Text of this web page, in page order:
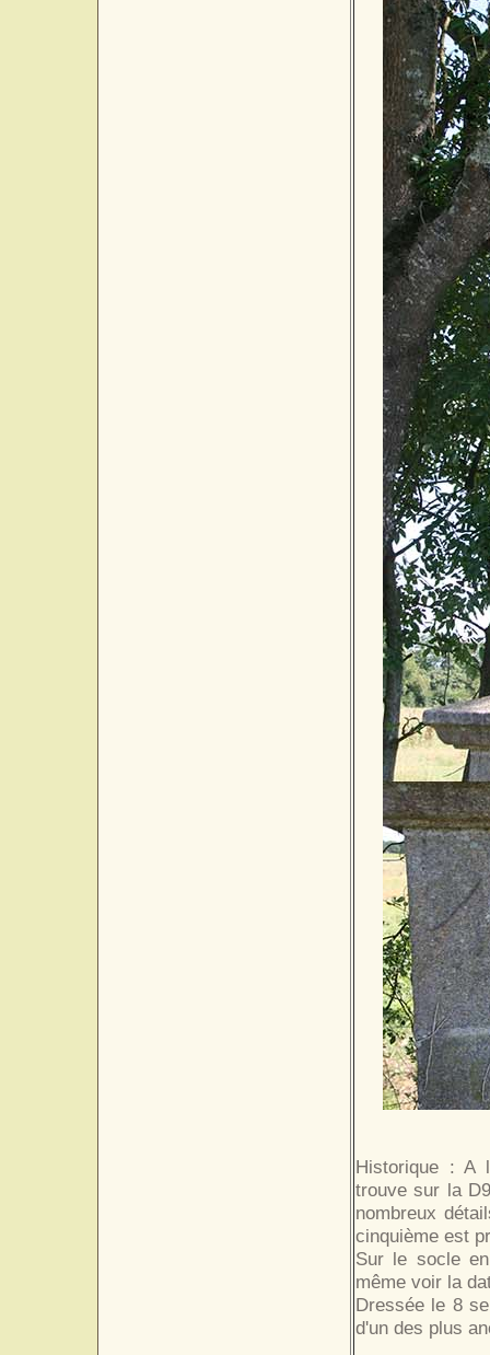
Historique : A
trouve sur la
nombreux
cinquième est
Sur le socle
même voir la
Dressée le 8
d'un des plus